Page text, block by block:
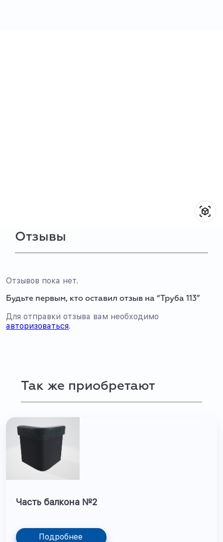
Отзывы
Отзывов пока нет.
Будьте первым, кто оставил отзыв на “Труба 113”
Для отправки отзыва вам необходимо
авторизоваться.
Так же приобретают
Часть балкона №2
Подробнее